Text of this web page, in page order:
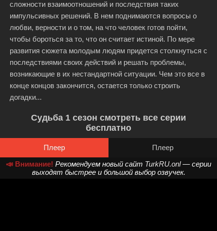
сложности взаимоотношений и последствия таких
импульсивных решений. В нем поднимаются вопросы о
любви, верности и о том, на что человек готов пойти,
чтобы бороться за то, что он считает истиной. По мере
развития сюжета молодым людям придется столкнуться с
последствиями своих действий и решать проблемы,
возникающие в их нестандартной ситуации. Чем это все в
конце концов закончится, остается только строить
догадки...
Судьба 1 сезон смотреть все серии
бесплатно
Плеер
Плеер
📣 Внимание! Рекомендуем новый сайт TurkRU.onl— серии
выходят быстрее и большой выбор озвучек.